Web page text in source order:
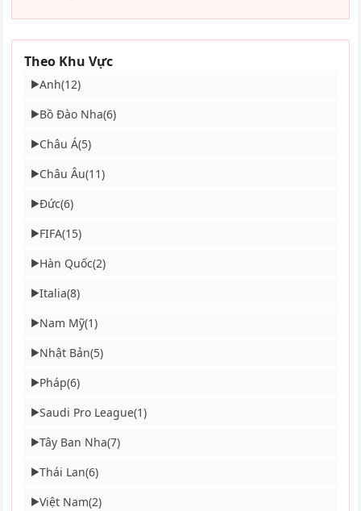
Theo Khu Vực
▶Anh(12)
▶Bồ Đào Nha(6)
▶Châu Á(5)
▶Châu Âu(11)
▶Đức(6)
▶FIFA(15)
▶Hàn Quốc(2)
▶Italia(8)
▶Nam Mỹ(1)
▶Nhật Bản(5)
▶Pháp(6)
▶Saudi Pro League(1)
▶Tây Ban Nha(7)
▶Thái Lan(6)
▶Việt Nam(2)